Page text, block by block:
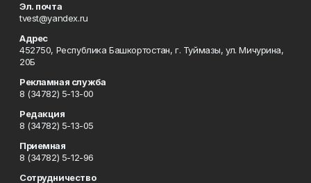
Эл. почта
tvest@yandex.ru
Адрес
452750, Республика Башкортостан, г. Туймазы, ул. Мичурина,
20Б
Рекламная служба
8 (34782) 5-13-00
Редакция
8 (34782) 5-13-05
Приемная
8 (34782) 5-12-96
Сотрудничество